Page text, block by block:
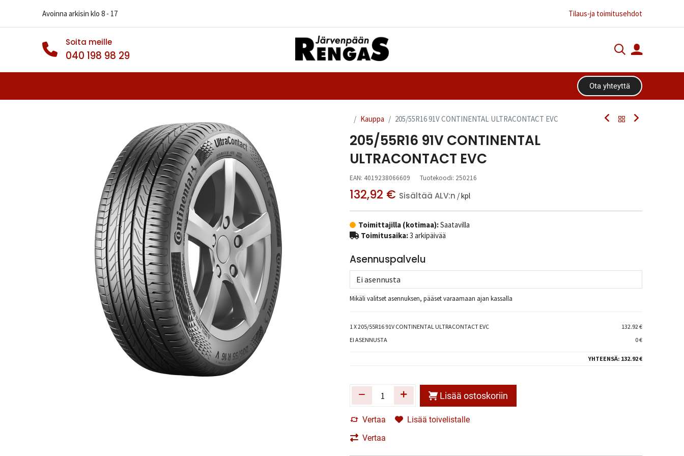
Avoinna arkisin klo 8 - 17 Tilaus-ja toimitusehdot
Soita meille
040 198 98 29
Ota yhteyttä​​​​
Kauppa 205/55R16 91V CONTINENTAL ULTRACONTACT EVC
205/55R16 91V CONTINENTAL
ULTRACONTACT EVC
EAN: 4019238066609 Tuotekoodi: 250216
132,92 € Sisältää ALV:n / kpl
Toimittajilla (kotimaa):Saatavilla
Toimitusaika:3 arkipäivää
Asennuspalvelu
Mikäli valitset asennuksen, pääset varaamaan ajan kassalla
1X 205/55R16 91V CONTINENTAL ULTRACONTACT EVC
132.92 €
EI ASENNUSTA
0 €
YHTEENSÄ: 132.92 €
Lisää ostoskoriin
Vertaa
Lisää toivelistalle
Vertaa